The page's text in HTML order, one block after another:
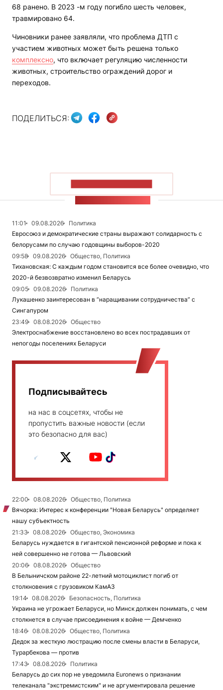
68 ранено. В 2023 -м году погибло шесть человек,
травмировано 64.
Чиновники ранее заявляли, что проблема ДТП с
участием животных может быть решена только
комплексно, что включает регуляцию численности
животных, строительство ограждений дорог и
переходов.
ПОДЕЛИТЬСЯ:
11:01 09.08.2026
Политика
Евросоюз и демократические страны выражают солидарность с
белорусами по случаю годовщины выборов-2020
09:58
09.08.2026
Общество, Политика
Тихановская: С каждым годом становится все более очевидно, что
2020-й безвозвратно изменил Беларусь
09:05
09.08.2026
Политика
Лукашенко заинтересован в “наращивании сотрудничества” с
Сингапуром
23:49
08.08.2026
Общество
Электроснабжение восстановлено во всех пострадавших от
непогоды поселениях Беларуси
Подписывайтесь
на нас в соцсетях, чтобы не
пропустить важные новости (если
это безопасно для вас)
22:00 08.08.2026
Общество, Политика
Вячорка: Интерес к конференции "Новая Беларусь" определяет
нашу субъектность
21:33
08.08.2026
Общество, Экономика
Беларусь нуждается в гигантской пенсионной реформе и пока к
ней совершенно не готова — Львовский
20:06
08.08.2026
Общество
В Белыничском районе 22-летний мотоциклист погиб от
столкновения с грузовиком КамАЗ
19:14
08.08.2026
Безопасность, Политика
Украина не угрожает Беларуси, но Минск должен понимать, с чем
столкнется в случае присоединения к войне — Демченко
18:46
08.08.2026
Общество, Политика
Дедок за жесткую люстрацию после смены власти в Беларуси,
Турарбекова — против
17:43
08.08.2026
Политика
Беларусь до сих пор не уведомила Euronews о признании
телеканала "экстремистским" и не аргументировала решение